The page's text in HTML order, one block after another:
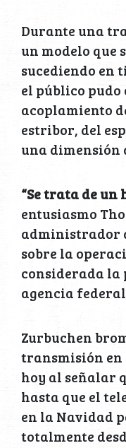
Durante una
un modelo que
sucediendo en
el público pudo
acoplamiento
estribor, del
una dimensión
“Se trata de un
entusiasmo
administrador
sobre la
considerada la
agencia
Zurbuchen
transmisión en
hoy al señalar
hasta que el
en la Navidad
totalmente